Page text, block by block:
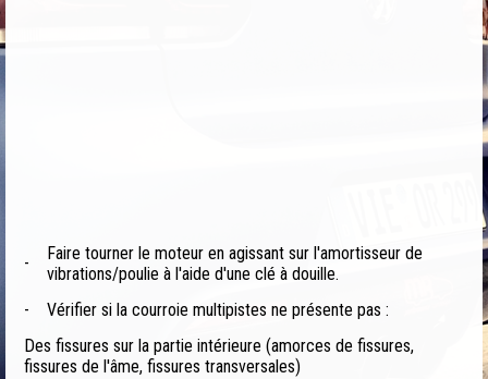
-
Faire tourner le moteur en agissant sur l'amortisseur de
vibrations/poulie à l'aide d'une clé à douille.
-
Vérifier si la courroie multipistes ne présente pas :
Des fissures sur la partie intérieure (amorces de fissures,
fissures de l'âme, fissures transversales)